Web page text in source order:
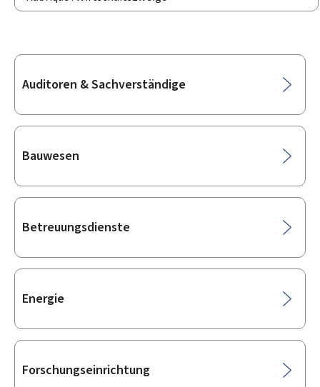
Unterrubriken
Auditoren & Sachverständige
Bauwesen
Betreuungsdienste
Energie
Forschungseinrichtung